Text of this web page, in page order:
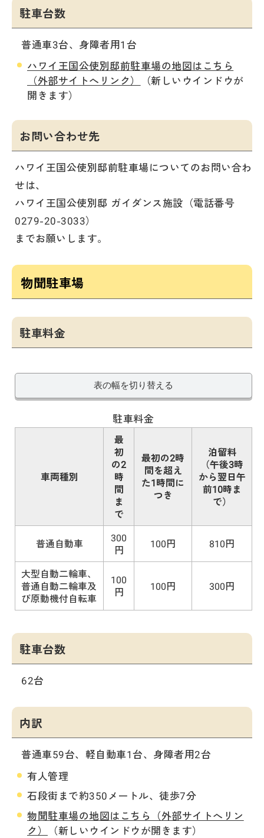
駐車台数
普通車3台、身障者用1台
ハワイ王国公使別邸前駐車場の地図はこちら
（外部サイトへリンク）
（新しいウインドウが
開きます）
お問い合わせ先
ハワイ王国公使別邸前駐車場についてのお問い合わ
せは、
ハワイ王国公使別邸 ガイダンス施設（電話番号
0279-20-3033）
までお願いします。
物聞駐車場
駐車料金
表の幅を切り替える
駐車料金
車両種別
最
初
の2
時
間
ま
で
最初の2時
間を超え
た1時間に
つき
泊留料
（午後3時
から翌日午
前10時ま
で）
普通自動車
300
円
100円 810円
大型自動二輪車、
普通自動二輪車及
び原動機付自転車
100
円
100円 300円
駐車台数
62台
内訳
普通車59台、軽自動車1台、身障者用2台
有人管理
石段街まで約350メートル、徒歩7分
物聞駐車場の地図はこちら（外部サイトへリン
ク）
（新しいウインドウが開きます）